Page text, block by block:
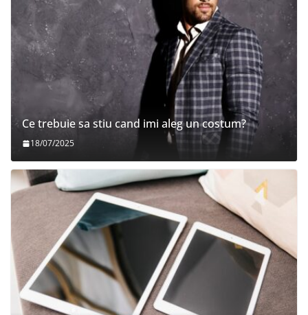
Ce trebuie sa stiu cand imi aleg un costum?
18/07/2025